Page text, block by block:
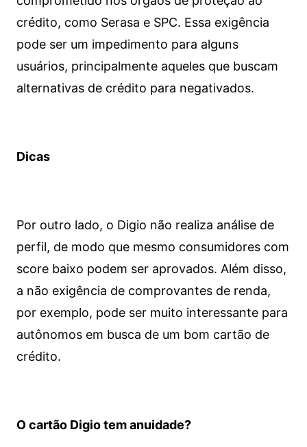
crédito, como Serasa e SPC. Essa exigência
pode ser um impedimento para alguns
usuários, principalmente aqueles que buscam
alternativas de crédito para negativados.
Dicas
Por outro lado, o Digio não realiza análise de
perfil, de modo que mesmo consumidores com
score baixo podem ser aprovados. Além disso,
a não exigência de comprovantes de renda,
por exemplo, pode ser muito interessante para
autônomos em busca de um bom cartão de
crédito.
O cartão Digio tem anuidade?